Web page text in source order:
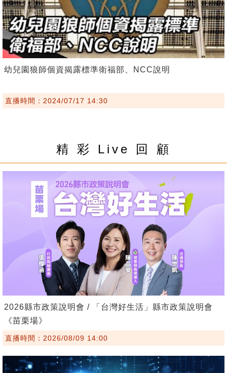
幼兒園狼師個資揭露標準衛福部、NCC說明
直播時間：2024/07/17 14:30
精 彩 Live 回 顧
2026縣市政策說明會 / 「台灣好生活」縣市政策說明會
《苗栗場》
直播時間：2026/08/09 14:00